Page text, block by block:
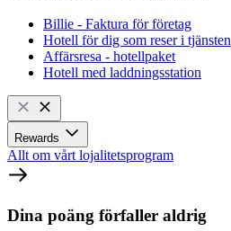
Billie - Faktura för företag
Hotell för dig som reser i tjänsten
Affärsresa - hotellpaket
Hotell med laddningsstation
Rewards
Allt om vårt lojalitetsprogram
Dina poäng förfaller aldrig